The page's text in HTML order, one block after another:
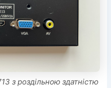
з роздільною здатністю